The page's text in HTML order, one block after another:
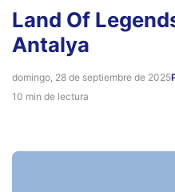
Land Of
Antalya
domingo, 28 de septiembre de 2025
10 min de lectura